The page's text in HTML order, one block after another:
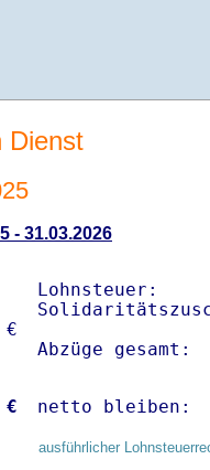
Dienst
- 31.03.2026
Lohnsteuer:
Abzüge
€ netto
ausführlicher